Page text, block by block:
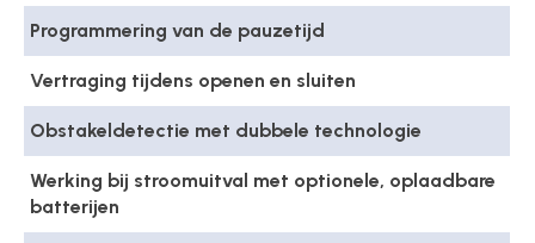
Programmering van de pauzetijd
Vertraging tijdens openen en sluiten
Obstakeldetectie met dubbele technologie
Werking bij stroomuitval met optionele, oplaadbare
batterijen